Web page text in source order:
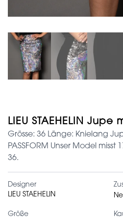
LIEU STAEHELIN Jupe
Grösse: 36 Länge: Knielang
PASSFORM Unser Model
36.
Designer
LIEU STAEHELIN
Größe